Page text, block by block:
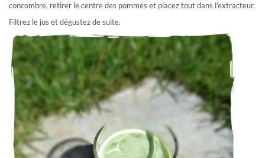
concombre, retirer le centre des pommes et placez tout dans l’extracteur.
Filtrez le jus et dégustez de suite.